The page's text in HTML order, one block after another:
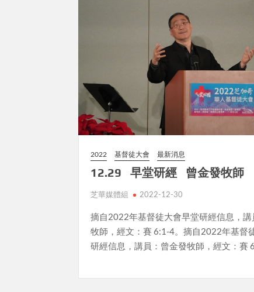
2022 基督徒大會 最新消息
12.29 早堂研經 曾金發牧師
芝華媒體組 2022-12-30
摘自2022年基督徒大會早堂研經信息，講
牧師，經文：賽 6:1-4。摘自2022年基督
研經信息，講員：曾金發牧師，經文：賽